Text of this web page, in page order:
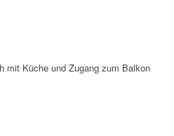
mit Küche und Zugang zum Balkon